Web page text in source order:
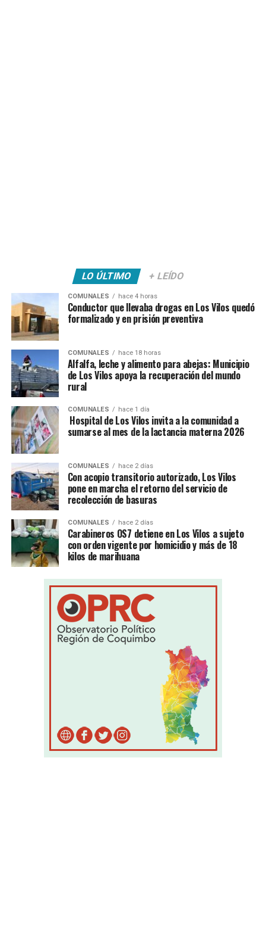
LO ÚLTIMO + LEÍDO
COMUNALES hace 4 horas
Conductor que llevaba drogas en Los Vilos quedó
formalizado y en prisión preventiva
COMUNALES hace 18 horas
Alfalfa, leche y alimento para abejas: Municipio
de Los Vilos apoya la recuperación del mundo
rural
COMUNALES hace 1 día
Hospital de Los Vilos invita a la comunidad a
sumarse al mes de la lactancia materna 2026
COMUNALES hace 2 días
Con acopio transitorio autorizado, Los Vilos
pone en marcha el retorno del servicio de
recolección de basuras
COMUNALES hace 2 días
Carabineros OS7 detiene en Los Vilos a sujeto
con orden vigente por homicidio y más de 18
kilos de marihuana